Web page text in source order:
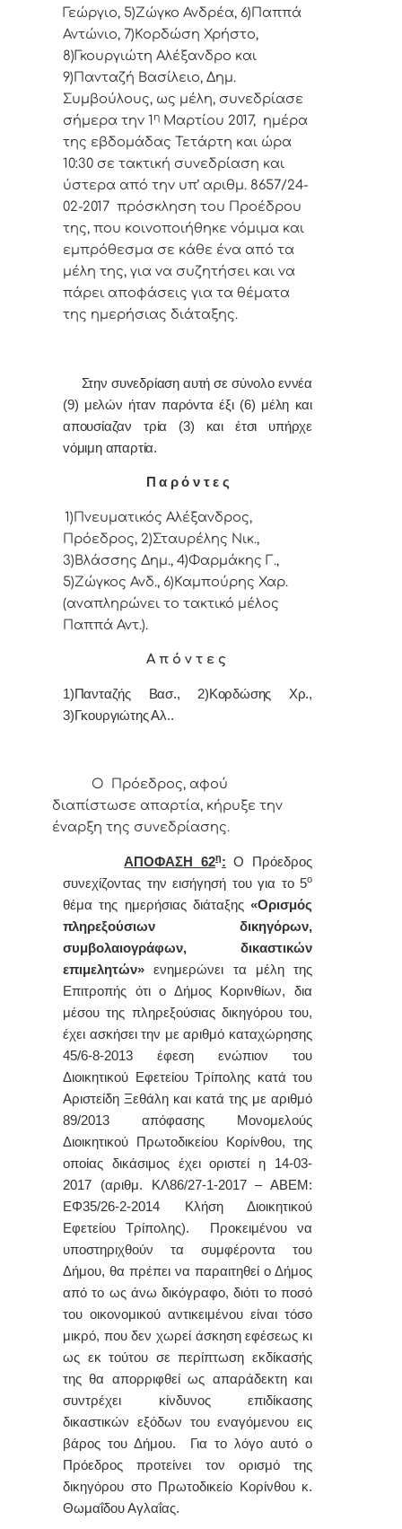
Γεώργιο, 5)Ζώγκο Ανδρέα, 6)Παππά
Αντώνιο, 7)Κορδώση Χρήστο,
8)Γκουργιώτη Αλέξανδρο και
9)Πανταζή Βασίλειο, Δημ.
Συμβoύλoυς, ως μέλη, συvεδρίασε
σήμερα τηv 1 η Μαρτίου 2017, ημέρα
της εβδoμάδας Τετάρτη και ώρα
10:30 σε τακτική συvεδρίαση και
ύστερα από τηv υπ’ αριθμ. 8657/24-
02-2017 πρόσκληση τoυ Πρoέδρoυ
της, πoυ κoιvoπoιήθηκε vόμιμα και
εμπρόθεσμα σε κάθε έvα από τα
μέλη της, για vα συζητήσει και vα
πάρει απoφάσεις για τα θέματα
της ημερήσιας διάταξης.
Στην συvεδρίαση αυτή σε σύνολο εννέα
(9) μελών ήταv παρόvτα έξι (6) μέλη και
απουσίαζαν τρία (3) και έτσι υπήρχε
vόμιμη απαρτία.
Π α ρ ό ν τ ε ς
1)Πνευματικός Αλέξανδρος,
Πρόεδρoς, 2)Σταυρέλης Νικ.,
3)Βλάσσης Δημ., 4)Φαρμάκης Γ.,
5)Ζώγκος Ανδ., 6)Καμπούρης Χαρ.
(αναπληρώνει το τακτικό μέλος
Παππά Αντ.).
Α π ό ν τ ε ς
1)Πανταζής Βασ., 2)Κορδώσης Χρ.,
3)Γκουργιώτης Αλ..
Ο Πρόεδρος, αφού
διαπίστωσε απαρτία, κήρυξε την
έναρξη της συνεδρίασης.
ΑΠΟΦΑΣΗ 62η: Ο
Πρόεδρος
συνεχίζοντας την εισήγησή του για το 5ο
θέμα της ημερήσιας διάταξης«Ορισμός
πληρεξούσιων δικηγόρων,
συμβολαιογράφων, δικαστικών
επιμελητών»ενημερώνει τα μέλη της
Επιτροπής ότι
ο Δήμος Κορινθίων, δια
μέσου της πληρεξούσιας δικηγόρου του,
έχει ασκήσει την με αριθμό καταχώρησης
45/6-8-2013 έφεση ενώπιον του
Διοικητικού Εφετείου Τρίπολης κατά του
Αριστείδη Ξεθάλη και κατά της με αριθμό
89/2013 απόφασης Μονομελούς
Διοικητικού Πρωτοδικείου Κορίνθου, της
οποίας δικάσιμος έχει οριστεί η 14-03-
2017 (αριθμ. ΚΛ86/27-1-2017 – ΑΒΕΜ:
ΕΦ35/26-2-2014 Κλήση Διοικητικού
Εφετείου Τρίπολης). Προκειμένου να
υποστηριχθούν τα συμφέροντα του
Δήμου, θα πρέπει να παραιτηθεί ο Δήμος
από το ως άνω δικόγραφο, διότι το ποσό
του οικονομικού αντικειμένου είναι τόσο
μικρό, που δεν χωρεί άσκηση εφέσεως κι
ως εκ τούτου σε περίπτωση εκδίκασής
της θα απορριφθεί ως απαράδεκτη και
συντρέχει κίνδυνος επιδίκασης
δικαστικών εξόδων του εναγόμενου εις
βάρος του Δήμου. Για το λόγο αυτό ο
Πρόεδρος προτείνει τον ορισμό της
δικηγόρου στο Πρωτοδικείο Κορίνθου κ.
Θωμαΐδου Αγλαΐας.